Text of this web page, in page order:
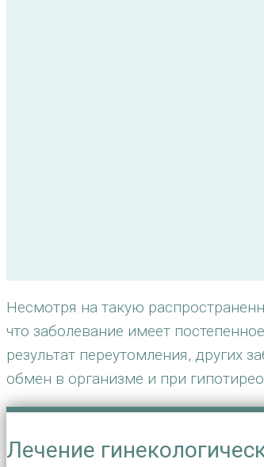
Несмотря на такую
что заболевание имеет
результат переутомления, других
обмен в организме и при
Лечение